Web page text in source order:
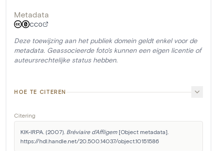
Metadata
CC0
Deze toewijzing aan het publiek domein geldt enkel voor de
metadata. Geassocieerde foto's kunnen een eigen licentie of
auteursrechtelijke status hebben.
HOE TE CITEREN
Citering
KIK-IRPA. (2007). Bréviaire d'Affligem [Object metadata].
https://hdl.handle.net/20.500.14037/object.10151586